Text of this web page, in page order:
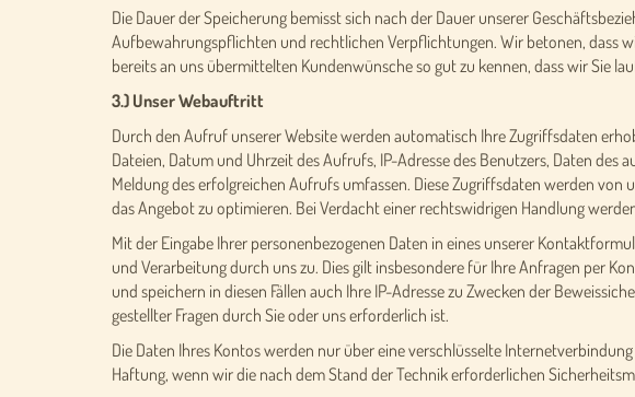
Die Dauer der Speicherung bemisst sich nach der Dauer unserer
Aufbewahrungspflichten und rechtlichen Verpflichtungen. Wir betonen, dass
bereits an uns übermittelten Kundenwünsche so gut zu kennen, dass wir Sie
3.) Unser Webauftritt
Durch den Aufruf unserer Website werden automatisch Ihre Zugriffsdaten
Dateien, Datum und Uhrzeit des Aufrufs, IP-Adresse des Benutzers, Daten
Meldung des erfolgreichen Aufrufs umfassen. Diese Zugriffsdaten werden
das Angebot zu optimieren. Bei Verdacht einer rechtswidrigen Handlung
Mit der Eingabe Ihrer personenbezogenen Daten in eines unserer
und Verarbeitung durch uns zu. Dies gilt insbesondere für Ihre Anfragen per
und speichern in diesen Fällen auch Ihre IP-Adresse zu Zwecken der
gestellter Fragen durch Sie oder uns erforderlich ist.
Die Daten Ihres Kontos werden nur über eine verschlüsselte
Haftung, wenn wir die nach dem Stand der Technik erforderlichen